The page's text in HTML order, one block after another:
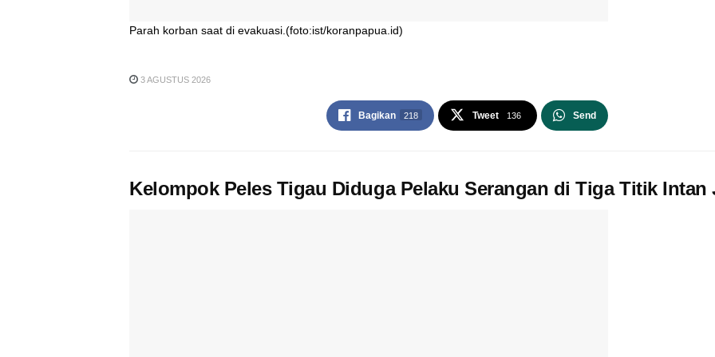
Parah korban saat di evakuasi.(foto:ist/koranpapua.id)
3 AGUSTUS 2026
Bagikan 218 Tweet 136 Send
Kelompok Peles Tigau Diduga Pelaku Serangan di Tiga Titik Intan